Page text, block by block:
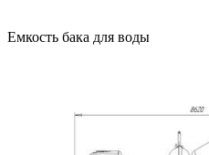
Емкость бака для воды